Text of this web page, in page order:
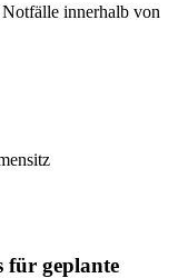
innerhalb von
für geplante